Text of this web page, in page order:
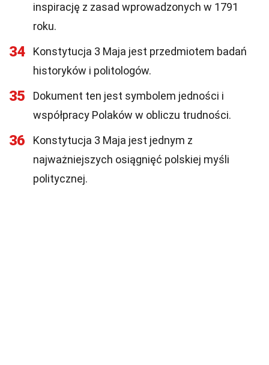
inspirację z zasad wprowadzonych w 1791
roku.
34
Konstytucja 3 Maja jest przedmiotem badań
historyków i politologów.
35
Dokument ten jest symbolem jedności i
współpracy Polaków w obliczu trudności.
36
Konstytucja 3 Maja jest jednym z
najważniejszych osiągnięć polskiej myśli
politycznej.